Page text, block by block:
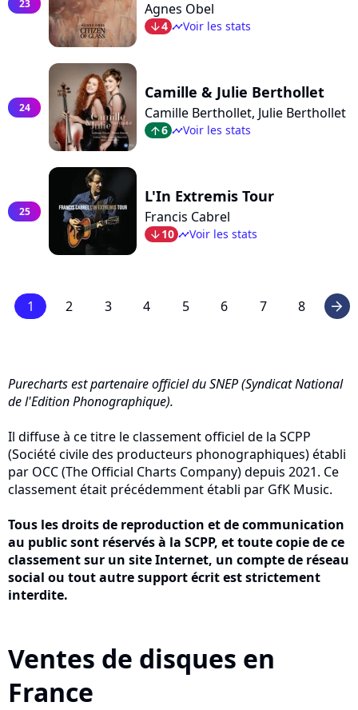
23 Agnes Obel
arrow_bot4 timelineVoir les stats
24
Camille & Julie Berthollet
Camille Berthollet, Julie Berthollet
arrow_top6 timelineVoir les stats
25
L'In Extremis Tour
Francis Cabrel
arrow_bot10 timelineVoir les stats
1 2 3 4 5 6 7 8 arrow_right
Purecharts est partenaire officiel du SNEP (Syndicat National
de l'Edition Phonographique).
Il diffuse à ce titre le classement officiel de la SCPP
(Société civile des producteurs phonographiques) établi
par OCC (The Official Charts Company) depuis 2021. Ce
classement était précédemment établi par GfK Music.
Tous les droits de reproduction et de communication
au public sont réservés à la SCPP, et toute copie de ce
classement sur un site Internet, un compte de réseau
social ou tout autre support écrit est strictement
interdite.
Ventes de disques en
France